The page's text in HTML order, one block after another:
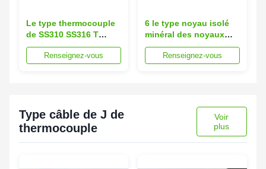
Le type thermocouple
de SS310 SS316 T
câblent le noyau 2 de
4mm 1600 degrés
Renseignez-vous
6 le type noyau isolé
minéral des noyaux
SS310 T du millimètre 2
de câble de
Renseignez-vous
Type câble de J de
thermocouple
Voir
plus